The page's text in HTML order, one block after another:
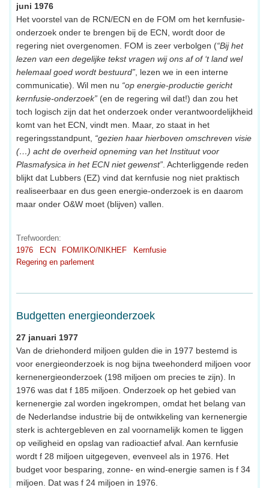
juni 1976
Het voorstel van de RCN/ECN en de FOM om het kernfusie-
onderzoek onder te brengen bij de ECN, wordt door de
regering niet overgenomen. FOM is zeer verbolgen (“Bij het
lezen van een degelijke tekst vragen wij ons af of ‘t land wel
helemaal goed wordt bestuurd” , lezen we in een interne
communicatie). Wil men nu “op energie-productie gericht
kernfusie-onderzoek” (en de regering wil dat!) dan zou het
toch logisch zijn dat het onderzoek onder verantwoordelijkheid
komt van het ECN, vindt men. Maar, zo staat in het
regeringsstandpunt, “gezien haar hierboven omschreven visie
(…) acht de overheid opneming van het Instituut voor
Plasmafysica in het ECN niet gewenst” . Achterliggende reden
blijkt dat Lubbers (EZ) vind dat kernfusie nog niet praktisch
realiseerbaar en dus geen energie-onderzoek is en daarom
maar onder O&W moet (blijven) vallen.
Trefwoorden:
1976
ECN FOM/IKO/NIKHEF
Kernfusie
Regering en parlement
Budgetten energieonderzoek
27 januari 1977
Van de driehonderd miljoen gulden die in 1977 bestemd is
voor energieonderzoek is nog bijna tweehonderd miljoen voor
kernenergieonderzoek (198 miljoen om precies te zijn). In
1976 was dat f 185 miljoen. Onderzoek op het gebied van
kernenergie zal worden ingekrompen, omdat het belang van
de Nederlandse industrie bij de ontwikkeling van kernenergie
sterk is achtergebleven en zal voornamelijk komen te liggen
op veiligheid en opslag van radioactief afval. Aan kernfusie
wordt f 28 miljoen uitgegeven, evenveel als in 1976. Het
budget voor besparing, zonne- en wind-energie samen is f 34
miljoen. Dat was f 24 miljoen in 1976.